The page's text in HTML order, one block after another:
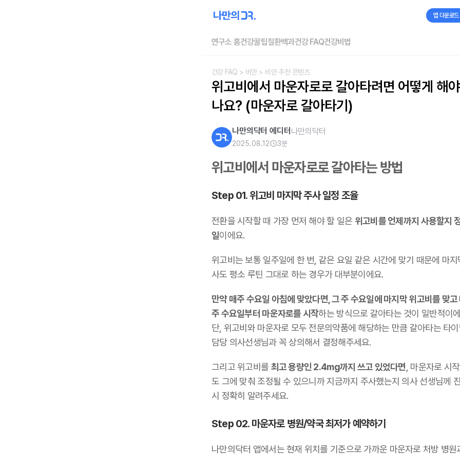
앱 다운로드
연구소 홈건강꿀팁질환백과건강 FAQ건강비법
건강 FAQ > 비만> 비만 추천 콘텐츠
위고비에서 마운자로로 갈아타려면 어떻게 해
나요? (마운자로 갈아타기)
나만의닥터 에디터 나만의닥터
2025.08.12 3분
위고비에서 마운자로로 갈아타는 방법
Step 01. 위고비 마지막 주사 일정 조율
전환을 시작할 때 가장 먼저 해야 할 일은 위고비를 언제까지 사용할지
일이에요.
위고비는 보통 일주일에 한 번, 같은 요일 같은 시간에 맞기 때문에 마지
사도 평소 루틴 그대로 하는 경우가 대부분이에요.
만약 매주 수요일 아침에 맞았다면, 그 주 수요일에 마지막 위고비를 맞고
주 수요일부터 마운자로를 시작하는 방식으로 갈아타는 것이 일반적이
단, 위고비와 마운자로 모두 전문의약품에 해당하는 만큼 갈아타는 타
담당 의사선생님과 꼭 상의해서 결정해주세요.
그리고 위고비를 최고 용량인 2.4mg까지 쓰고 있었다면, 마운자로 시
도 그에 맞춰 조정될 수 있으니까 지금까지 주사했는지 의사 선생님께
시 정확히 알려주세요.
Step 02. 마운자로 병원/약국 최저가 예약하기
나만의닥터 앱에서는 현재 위치를 기준으로 가까운 마운자로 처방 병원